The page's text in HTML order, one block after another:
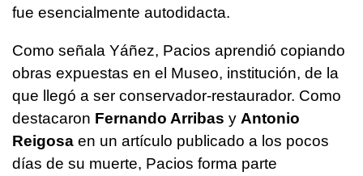
fue esencialmente autodidacta.
Como señala Yáñez, Pacios aprendió copiando
obras expuestas en el Museo, institución, de la
que llegó a ser conservador-restaurador. Como
destacaron Fernando Arribas y Antonio
Reigosa en un artículo publicado a los pocos
días de su muerte, Pacios forma parte